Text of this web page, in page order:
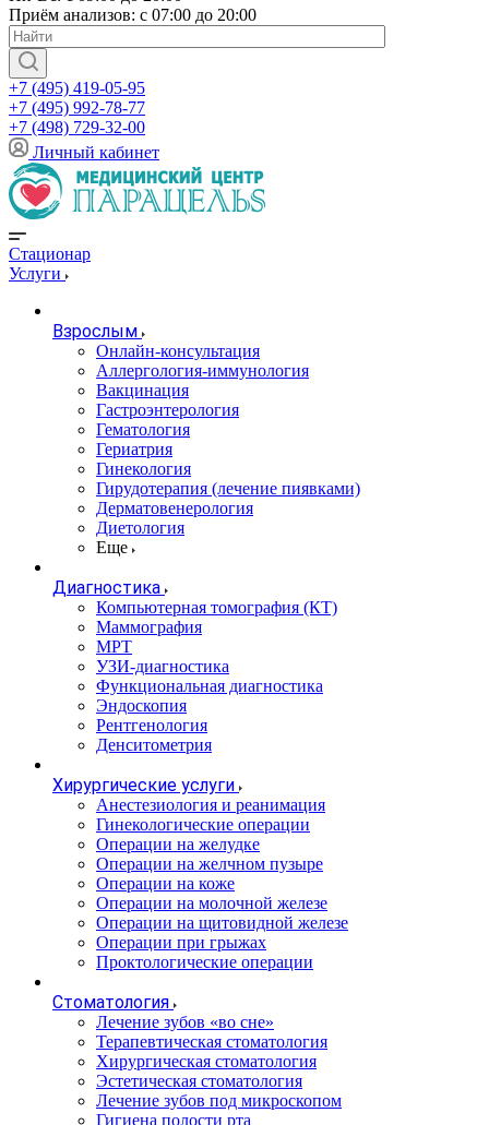
Приём анализов: с 07:00 до 20:00
+7 (495) 419-05-95
+7 (495) 992-78-77
+7 (498) 729-32-00
Личный кабинет
Стационар
Услуги
Взрослым
Онлайн-консультация
Аллергология-иммунология
Вакцинация
Гастроэнтерология
Гематология
Гериатрия
Гинекология
Гирудотерапия (лечение пиявками)
Дерматовенерология
Диетология
Еще
Диагностика
Компьютерная томография (КТ)
Маммография
МРТ
УЗИ-диагностика
Функциональная диагностика
Эндоскопия
Рентгенология
Денситометрия
Хирургические услуги
Анестезиология и реанимация
Гинекологические операции
Операции на желудке
Операции на желчном пузыре
Операции на коже
Операции на молочной железе
Операции на щитовидной железе
Операции при грыжах
Проктологические операции
Стоматология
Лечение зубов «во сне»
Терапевтическая стоматология
Хирургическая стоматология
Эстетическая стоматология
Лечение зубов под микроскопом
Гигиена полости рта